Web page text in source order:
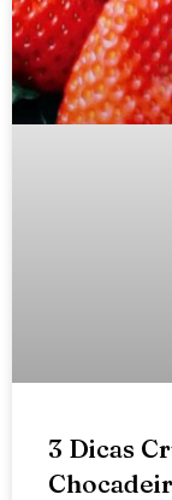
3 Dicas